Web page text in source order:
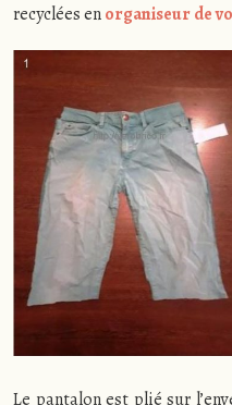
recyclées enorganiseur de
Le pantalon est plié sur